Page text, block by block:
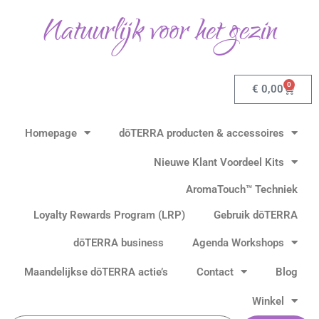
Natuurlijk voor het gezin
€ 0,00 0
Homepage dōTERRA producten & accessoires
Nieuwe Klant Voordeel Kits
AromaTouch™ Techniek
Loyalty Rewards Program (LRP)
Gebruik dōTERRA
dōTERRA business Agenda Workshops
Maandelijkse dōTERRA actie’s Contact Blog
Winkel